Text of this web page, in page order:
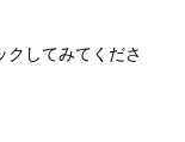
クしてみてくださ